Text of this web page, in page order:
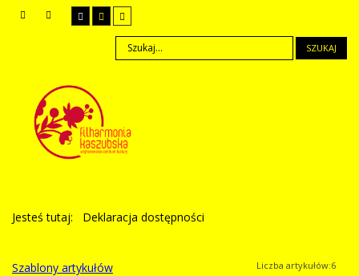
SZUKAJ
Jesteś tutaj: Deklaracja dostępności
Szablony artykułów Liczba artykułów:6